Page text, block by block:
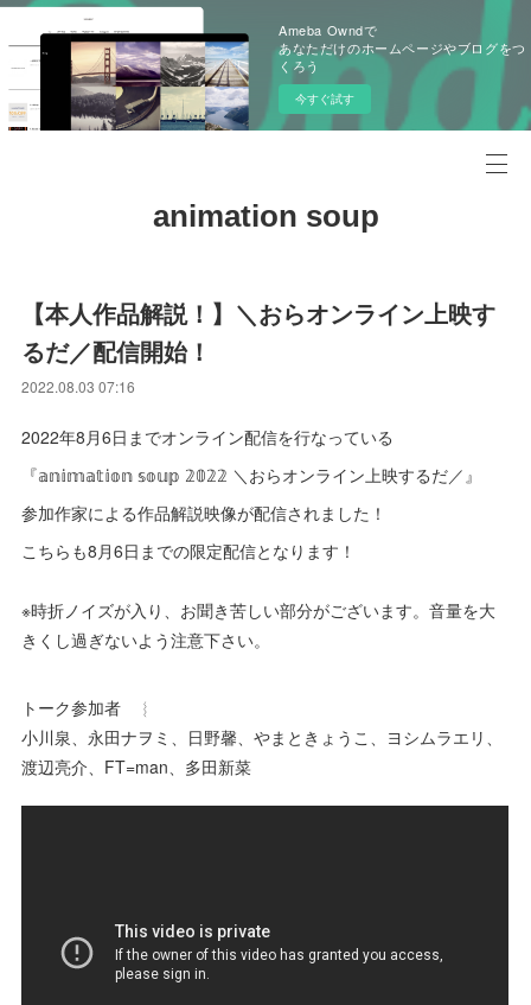
Ameba Owndで
あなただけのホームページやブログをつ
くろう
今すぐ試す
animation soup
【本人作品解説！】＼おらオンライン上映す
るだ／配信開始！
2022.08.03 07:16
2022年8月6日までオンライン配信を行なっている
『𝕒𝕟𝕚𝕞𝕒𝕥𝕚𝕠𝕟 𝕤𝕠𝕦𝕡 𝟚𝟘𝟚𝟚 ＼おらオンライン上映するだ／』
参加作家による作品解説映像が配信されました！
こちらも8月6日までの限定配信となります！
※時折ノイズが入り、お聞き苦しい部分がございます。音量を大
きくし過ぎないよう注意下さい。
トーク参加者 ︴
小川泉、永田ナヲミ、日野馨、やまときょうこ、ヨシムラエリ、
渡辺亮介、FT=man、多田新菜